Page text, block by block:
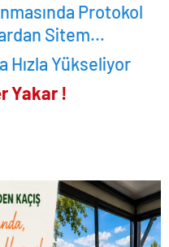
Protokol
Sitem…
Hızla Yükseliyor
Yakar !